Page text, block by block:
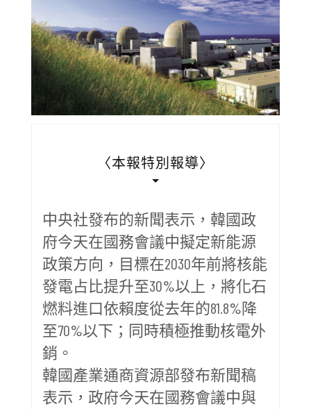
〈本報特別報導〉
中央社發布的新聞表示，韓國政
府今天在國務會議中擬定新能源
政策方向，目標在2030年前將核能
發電占比提升至30%以上，將化石
燃料進口依賴度從去年的81.8%降
至70%以下；同時積極推動核電外
銷。
韓國產業通商資源部發布新聞稿
表示，政府今天在國務會議中與